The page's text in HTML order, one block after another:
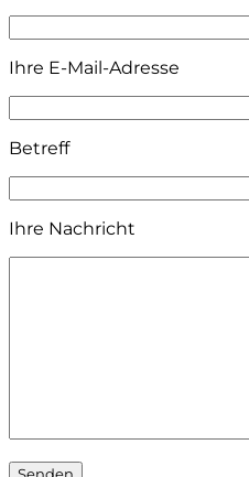
Ihre E-Mail-Adresse
Betreff
Ihre Nachricht